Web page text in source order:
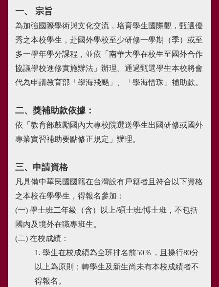
一、 宗旨
為加強國際學術與文化交流，培育學生國際觀，甄選優
秀之本校學生，赴國外學校至少研修一學期（季）或至
多一學年學分課程，並依「南華大學在校生至國外合作
協議學校進修實施辦法」辦理。通過甄選學生本校將會
代為申請教育部「學海飛颺」、「學海惜珠」補助款。
二、獎補助款依據：
依「教育部鼓勵國內大專校院選送學生出國研修或國外
專業實習補助要點修正規定」辦理。
三、申請資格
凡具備中華民國國籍在台灣設有戶籍者且符合以下資格
之本校在學學生，得報名參加：
(一) 學士班二年級（含）以上/碩士班/博士班，不包括
國內及境外在職專班生。
(二) 在校成績：
1. 學生在校成績為全班排名前50％，且操行80分
以上為原則；轉學生及新生尚未有本校成績者不
得報名。